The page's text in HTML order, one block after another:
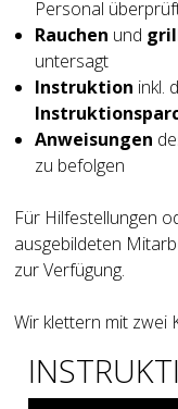
Personal
Rauchen und
untersagt
Instruktion inkl.
Anweisungen
zu befolgen
Für Hilfestellungen
ausgebildeten
zur Verfügung.
Wir klettern mit zwei